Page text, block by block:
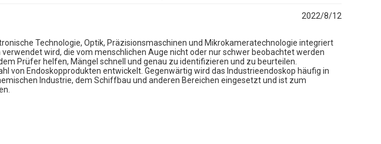
2022/8/12
Technologie, Optik, Präzisionsmaschinen und Mikrokameratechnologie integriert
wird, die vom menschlichen Auge nicht oder nur schwer beobachtet werden
Prüfer helfen, Mängel schnell und genau zu identifizieren und zu beurteilen.
von Endoskopprodukten entwickelt. Gegenwärtig wird das Industrieendoskop häufig in
Industrie, dem Schiffbau und anderen Bereichen eingesetzt und ist zum